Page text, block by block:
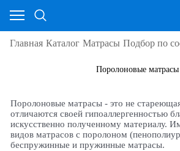
Главная Каталог Матрасы Подбор по
Поролоновые матрасы
Поролоновые матрасы - это не
отличаются своей гипоаллергенностью
искусственно полученному материалу.
видов матрасов с поролоном
беспружинные и пружинные матрасы.